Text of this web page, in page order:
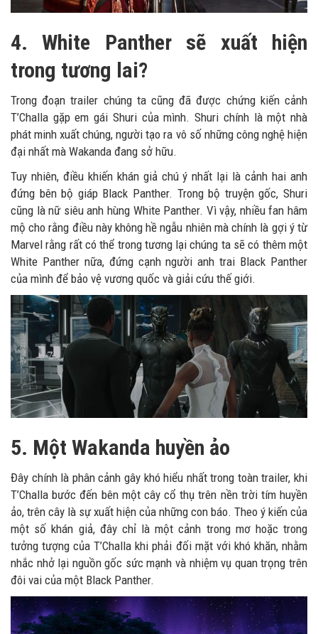
4. White Panther sẽ xuất hiện
trong tương lai?
Trong đoạn trailer chúng ta cũng đã được chứng kiến cảnh
T’Challa gặp em gái Shuri của mình. Shuri chính là một nhà
phát minh xuất chúng, người tạo ra vô số những công nghệ hiện
đại nhất mà Wakanda đang sở hữu.
Tuy nhiên, điều khiến khán giả chú ý nhất lại là cảnh hai anh
đứng bên bộ giáp Black Panther. Trong bộ truyện gốc, Shuri
cũng là nữ siêu anh hùng White Panther. Vì vậy, nhiều fan hâm
mộ cho rằng điều này không hề ngẫu nhiên mà chính là gợi ý từ
Marvel rằng rất có thể trong tương lại chúng ta sẽ có thêm một
White Panther nữa, đứng cạnh người anh trai Black Panther
của mình để bảo vệ vương quốc và giải cứu thế giới.
5. Một Wakanda huyền ảo
Đây chính là phân cảnh gây khó hiểu nhất trong toàn trailer, khi
T’Challa bước đến bên một cây cổ thụ trên nền trời tím huyền
ảo, trên cây là sự xuất hiện của những con báo. Theo ý kiến của
một số khán giả, đây chỉ là một cảnh trong mơ hoặc trong
tưởng tượng của T’Challa khi phải đối mặt với khó khăn, nhằm
nhắc nhở lại nguồn gốc sức mạnh và nhiệm vụ quan trọng trên
đôi vai của một Black Panther.